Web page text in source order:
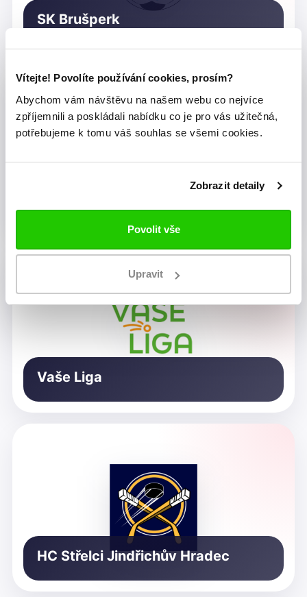
Vítejte! Povolíte používání cookies, prosím?
Abychom vám návštěvu na našem webu co nejvíce
zpříjemnili a poskládali nabídku co je pro vás užitečná,
potřebujeme k tomu váš souhlas se všemi cookies.
Zobrazit detaily
Povolit vše
Upravit
SK Brušperk
Vaše Liga
HC Střelci Jindřichův Hradec